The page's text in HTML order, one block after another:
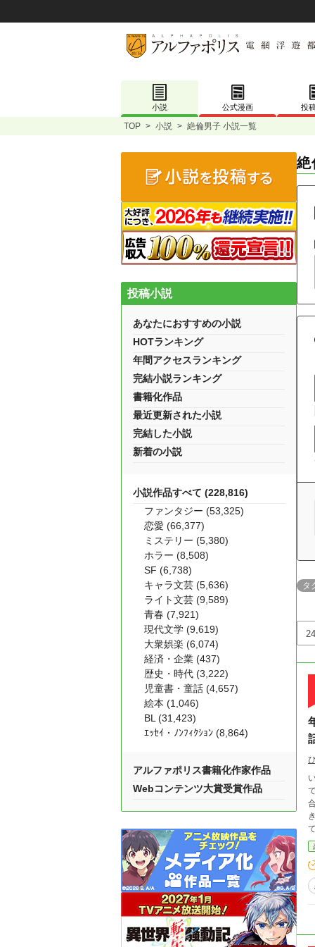
小説 公式漫画 投
TOP > 小説 > 絶倫男子 小説一覧
絶
タ
投稿小説
あなたにおすすめの小説
HOTランキング
年間アクセスランキング
完結小説ランキング
書籍化作品
最近更新された小説
完結した小説
新着の小説
小説作品すべて (228,816)
ファンタジー (53,325)
恋愛 (66,377)
ミステリー (5,380)
ホラー (8,508)
SF (6,738)
キャラ文芸 (5,636)
ライト文芸 (9,589)
青春 (7,921)
現代文学 (9,619)
大衆娯楽 (6,074)
経済・企業 (437)
歴史・時代 (3,222)
児童書・童話 (4,657)
絵本 (1,046)
BL (31,423)
ｴｯｾｲ・ﾉﾝﾌｨｸｼｮﾝ (8,864)
アルファポリス書籍化作家作品
Webコンテンツ大賞受賞作品